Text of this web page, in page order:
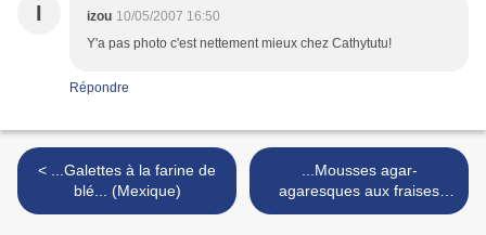
I izou 10/05/2007 16:50
Y'a pas photo c'est nettement mieux chez Cathytutu!
Répondre
< ...Galettes à la farine de
blé... (Mexique)
...Mousses agar-
agaresques aux fraises
fraîchement ramassées du